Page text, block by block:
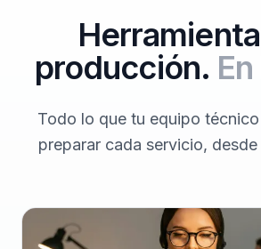
producción.
Todo lo que tu equipo
preparar cada servicio,